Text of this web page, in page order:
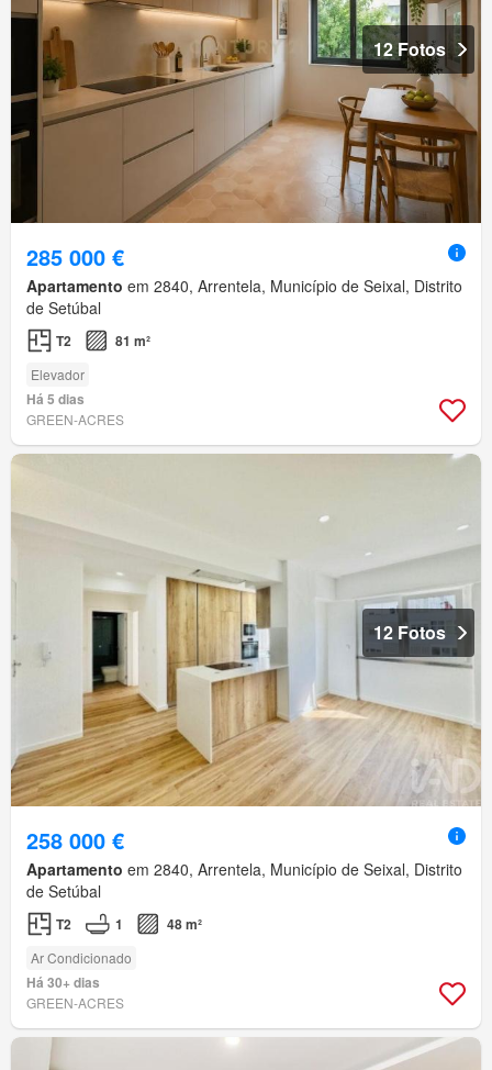
12 Fotos
285 000 €
Apartamento em 2840, Arrentela, Município de Seixal, Distrito
de Setúbal
T2 81 m²
Elevador
Há 5 dias
GREEN-ACRES
12 Fotos
258 000 €
Apartamento em 2840, Arrentela, Município de Seixal, Distrito
de Setúbal
T2 1 48 m²
Ar Condicionado
Há 30+ dias
GREEN-ACRES